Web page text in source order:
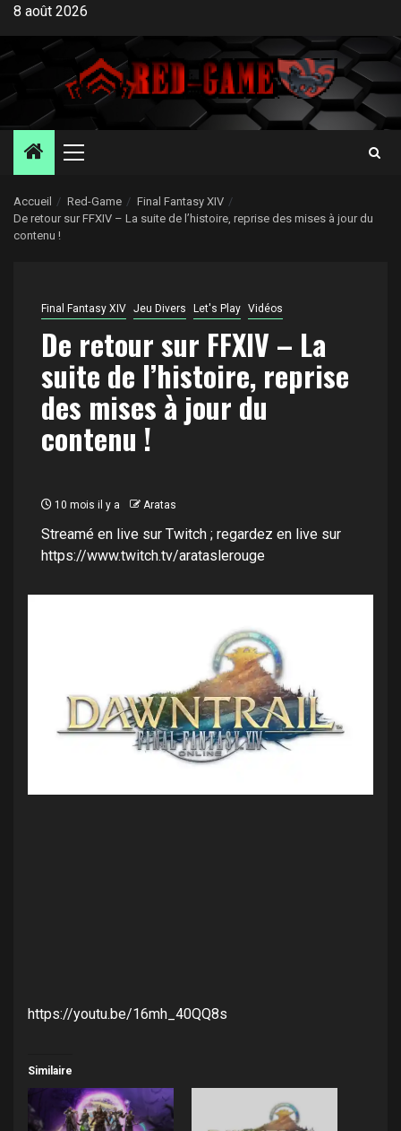
Aller
contenu
8 août 2026
Menu
Accueil Red-Game
Final Fantasy XIV
De retour sur FFXIV – La suite de l’histoire, reprise des mises à jour du
contenu !
Final Fantasy XIV Jeu Divers Let's Play Vidéos
De retour sur FFXIV – La
suite de l’histoire, reprise
des mises à jour du
contenu !
10 mois il y a Aratas
Streamé en live sur Twitch ; regardez en live sur
https://www.twitch.tv/arataslerouge
https://youtu.be/16mh_40QQ8s
Similaire